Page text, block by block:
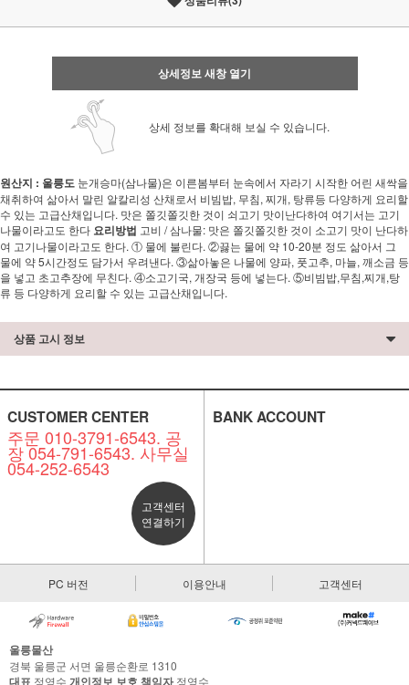
상세정보 새창 열기
상세 정보를 확대해 보실 수 있습니다.
원산지 : 울릉도 눈개승마(삼나물)은 이른봄부터 눈속에서 자라기 시작한 어린 새싹을
채취하여 삶아서 말린 알칼리성 산채로서 비빔밥, 무침, 찌개, 탕류등 다양하게 요리할
수 있는 고급산채입니다. 맛은 쫄깃쫄깃한 것이 쇠고기 맛이난다하여 여기서는 고기
나물이라고도 한다 요리방법 고비 / 삼나물: 맛은 쫄깃쫄깃한 것이 소고기 맛이 난다하
여 고기나물이라고도 한다. ① 물에 불린다. ②끓는 물에 약 10-20분 정도 삶아서 그
물에 약 5시간정도 담가서 우려낸다. ③삶아놓은 나물에 양파, 풋고추, 마늘, 깨소금 등
을 넣고 초고추장에 무친다. ④소고기국, 개장국 등에 넣는다. ⑤비빔밥,무침,찌개,탕
류 등 다양하게 요리할 수 있는 고급산채입니다.
상품 고시 정보
CUSTOMER CENTER
주문 010-3791-6543. 공
장 054-791-6543. 사무실
054-252-6543
고객센터
연결하기
BANK ACCOUNT
PC 버전 이용안내 고객센터
울릉물산
경북 울릉군 서면 울릉순환로 1310
대표 정영수 개인정보 보호 책임자정영수